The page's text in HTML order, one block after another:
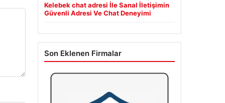
Kelebek chat adresi İle Sanal İletişimin
Güvenli Adresi Ve Chat Deneyimi
Son Eklenen Firmalar